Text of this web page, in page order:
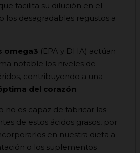
facilita su dilución en el
los desagradables regustos a
omega3 (EPA y DHA) actúan
notable los niveles de
contribuyendo a una
del corazón.
no es capaz de fabricar las
de estos ácidos grasos, por
en nuestra dieta a
o los suplementos